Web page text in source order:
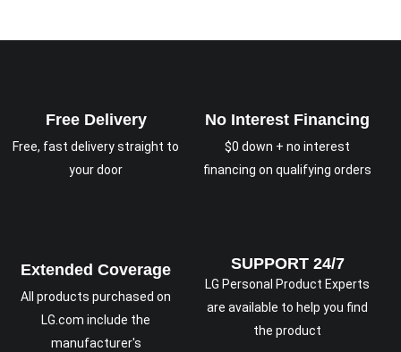
Free Delivery
Free, fast delivery straight to
your door
No Interest Financing
$0 down + no interest
financing on qualifying orders
Extended Coverage
All products purchased on
LG.com include the
manufacturer's
SUPPORT 24/7
LG Personal Product Experts
are available to help you find
the product